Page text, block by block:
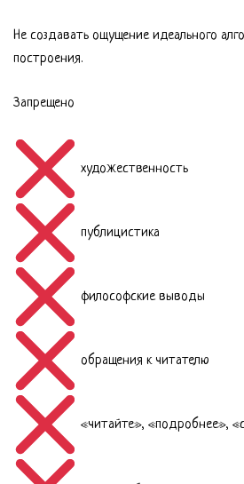
Не создавать ощущение идеального
построения.
Запрещено
художественность
публицистика
философские выводы
обращения к читателю
«читайте», «подробнее»,